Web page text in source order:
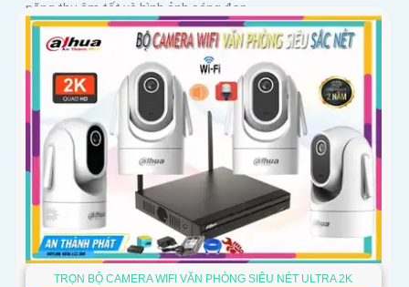
năng thu âm tốt và hình ảnh sáng đẹp
TRỌN BỘ CAMERA WIFI VĂN PHÒNG SIÊU NÉT ULTRA 2K